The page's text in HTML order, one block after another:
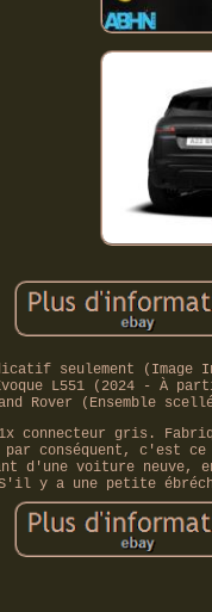
seulement (Image
L551 (2024 - À
Rover (Ensemble
connecteur gris.
conséquent, c'est
d'une voiture neuve,
y a une petite